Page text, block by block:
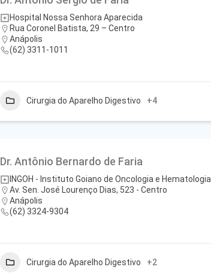
Hospital Nossa Senhora Aparecida
Rua Coronel Batista, 29 – Centro
Anápolis
(62) 3311-1011
Cirurgia do Aparelho Digestivo +4
Dr. Antônio Bernardo de Faria
INGOH - Instituto Goiano de Oncologia e Hematologia
Av. Sen. José Lourenço Dias, 523 - Centro
Anápolis
(62) 3324-9304
Cirurgia do Aparelho Digestivo +2